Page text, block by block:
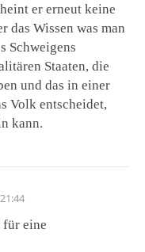
er erneut keine
das Wissen was man
Schweigens
Staaten, die
und das in einer
Volk entscheidet,
kann.
für eine